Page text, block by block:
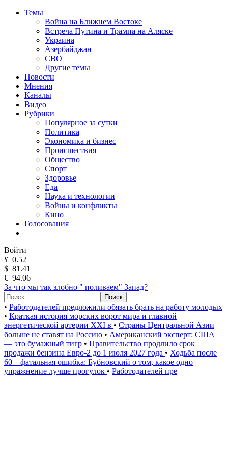
Темы
Война на Ближнем Востоке
Встреча Путина и Трампа на Аляске
Украина
Азербайджан
СВО
Другие темы
Новости
Мнения
Каналы
Видео
Рубрики
Популярное за сутки
Политика
Экономика и бизнес
Происшествия
Общество
Спорт
Здоровье
Еда
Наука и технологии
Войны и конфликты
Кино
Голосования
Войти
¥ 0.52
$ 81.41
€ 94.06
За что мы так злобно " поливаем" Запад?
Поиск
• Работодателей предложили обязать брать на работу молодых
• Краткая история морских ворот мира и главной
энергетической артерии XXI в • Страны Центральной Азии
больше не ставят на Россию • Американский эксперт: США
— это бумажный тигр • Правительство продлило срок
продажи бензина Евро-2 до 1 июля 2027 года • Ходьба после
60 – фатальная ошибка: Бубновский о том, какое одно
упражнение лучше прогулок • Работодателей пре